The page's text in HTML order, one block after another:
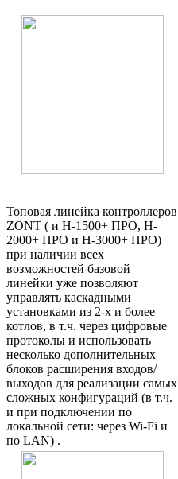
Топовая линейка контроллеров
ZONT ( и H-1500+ ПРО, H-
2000+ ПРО и H-3000+ ПРО)
при наличии всех
возможностей базовой
линейки уже позволяют
управлять каскадными
установками из 2-х и более
котлов, в т.ч. через цифровые
протоколы и использовать
несколько дополнительных
блоков расширения входов/
выходов для реализации самых
сложных конфигураций (в т.ч.
и при подключении по
локальной сети: через Wi-Fi и
по LAN) .